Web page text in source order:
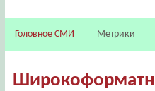
Головное СМИ Метрики